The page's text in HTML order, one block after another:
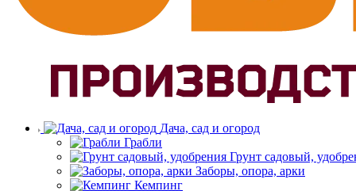
Дача, сад и огород
Грабли
Грунт садовый,
Заборы, опора, арки
Кемпинг